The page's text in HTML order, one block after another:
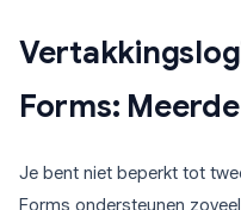
Forms:
Je bent niet beperkt tot
Forms ondersteunen